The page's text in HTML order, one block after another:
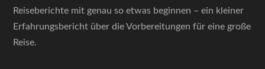
Reiseberichte mit genau so etwas beginnen – ein kleiner
Erfahrungsbericht über die Vorbereitungen für eine große
Reise.